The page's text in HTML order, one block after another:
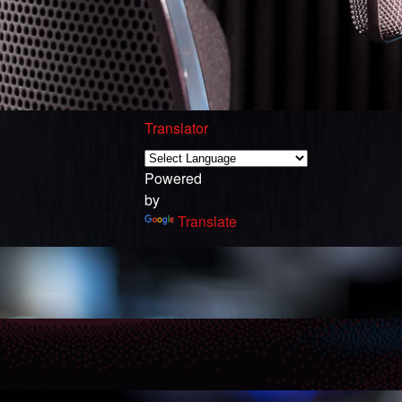
Translator
Powered
by
Translate